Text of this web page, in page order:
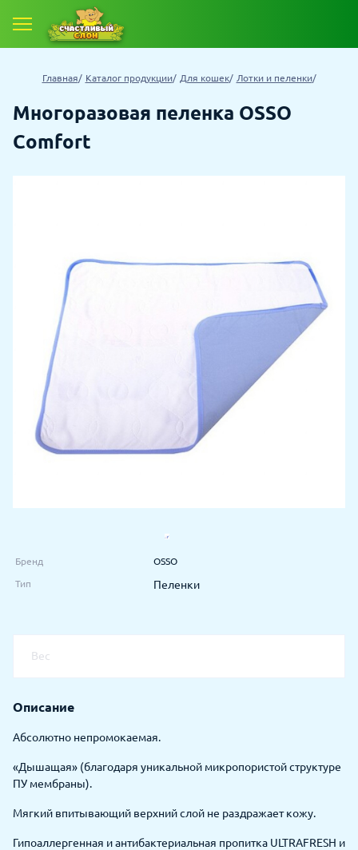
Главная Каталог продукции Для кошек Лотки и пеленки
Многоразовая пеленка OSSO
Comfort
Бренд OSSO
Тип Пеленки
Вес
Описание
Абсолютно непромокаемая.
«Дышащая» (благодаря уникальной микропористой структуре
ПУ мембраны).
Мягкий впитывающий верхний слой не раздражает кожу.
Гипоаллергенная и антибактериальная пропитка ULTRAFRESH и